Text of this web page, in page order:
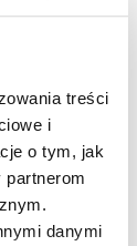
treści
i
o tym, jak
danymi